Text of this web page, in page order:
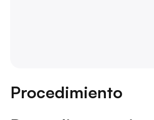
Procedimiento